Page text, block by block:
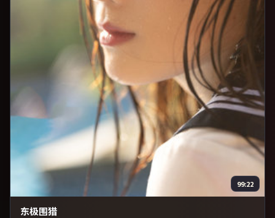
99:22
东极围猎